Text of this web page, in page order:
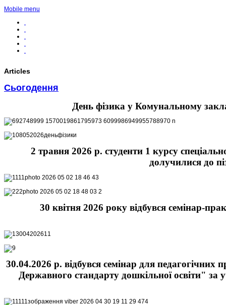
Mobile menu
Articles
Сьогодення
День фізика у Комунальному
2 травня 2026 р. студенти 1 курсу
долучилися до
30 квітня 2026 року відбувся семінар-
30.04.2026 р. відбувся семінар для педагогічних
Державного стандарту дошкільної освіти" за